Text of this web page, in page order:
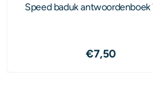
Speed baduk
Prijs: 7,50
€7,50